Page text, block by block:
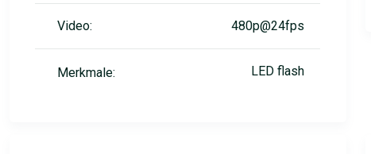
Video: 480p@24fps
Merkmale: LED flash